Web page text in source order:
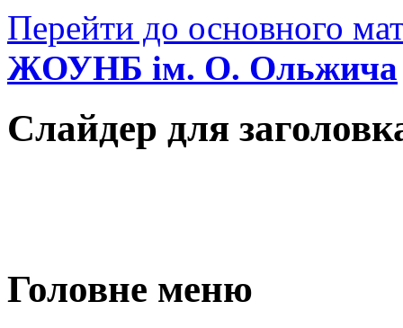
Перейти до основного
ЖОУНБ ім. О. Ольжича
Слайдер для
Головне меню